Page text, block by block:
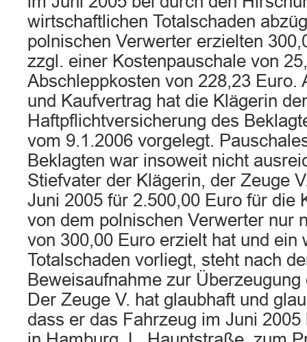
wirtschaftlichen Totalschaden
polnischen Verwerter erzielten
zzgl. einer Kostenpauschale von
Abschleppkosten von 228,23 Euro.
und Kaufvertrag hat die Klägerin der
Haftpflichtversicherung des
vom 9.1.2006 vorgelegt.
Beklagten war insoweit nicht
Stiefvater der Klägerin, der Zeuge
Juni 2005 für 2.500,00 Euro für die
von dem polnischen Verwerter nur
von 300,00 Euro erzielt hat und ein
Totalschaden vorliegt, steht nach
Beweisaufnahme zur
Der Zeuge V. hat glaubhaft und
dass er das Fahrzeug im Juni